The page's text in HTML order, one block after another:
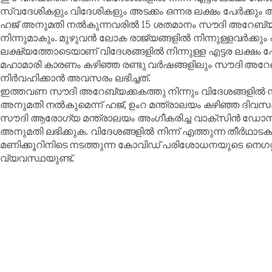
സ്വദേശികളും വിദേശികളും അടക്കം ഒന്നര ലക്ഷം
ഹജ് അനുമതി നൽകുന്നവരിൽ 15 ശതമാനം സൗദി
നിന്നുമാകും. മുഴുവൻ ലോക രാജ്യങ്ങളിൽ
ലക്ഷ്യത്തോടെയാണ് വിദേശങ്ങളിൽ നിന്നുള്ള എട്ടര
മഹാമാരി കാരണം കഴിഞ്ഞ രണ്ടു വർഷങ്ങളിലും സൗദി
നിർവഹിക്കാൻ അവസരം ലഭിച്ചത്.
ഇത്തവണ സൗദി അറേബ്യക്കകത്തു നിന്നും വിദേശങ്ങളിൽ
അനുമതി നൽകുമെന്ന് ഹജ്, ഉംറ മന്ത്രാലയം കഴിഞ്ഞ
സൗദി ആരോഗ്യ മന്ത്രാലയം അംഗീകരിച്ച വാക്‌സിൻ
അനുമതി ലഭിക്കുക. വിദേശങ്ങളിൽ നിന്ന് എത്തുന്ന
മണിക്കൂറിനിടെ നടത്തുന്ന കോവിഡ് പരിശോധനയുടെ
വ്യവസ്ഥയുണ്ട്.